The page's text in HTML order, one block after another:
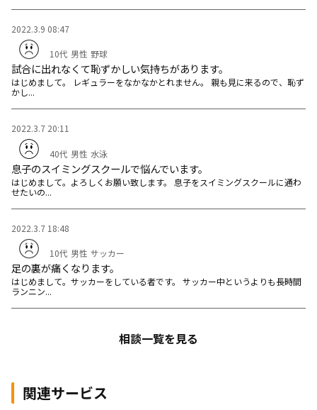
2022.3.9 08:47
10代 男性 野球
試合に出れなくて恥ずかしい気持ちがあります。
はじめまして。 レギュラーをなかなかとれません。 親も見に来るので、恥ず
かし...
2022.3.7 20:11
40代 男性 水泳
息子のスイミングスクールで悩んでいます。
はじめまして。よろしくお願い致します。 息子をスイミングスクールに通わ
せたいの...
2022.3.7 18:48
10代 男性 サッカー
足の裏が痛くなります。
はじめまして。サッカーをしている者です。 サッカー中というよりも長時間
ランニン...
相談一覧を見る
関連サービス